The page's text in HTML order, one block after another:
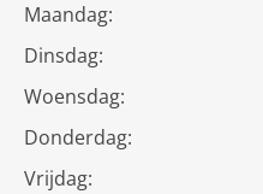
Maandag:
Dinsdag:
Woensdag:
Donderdag:
Vrijdag: